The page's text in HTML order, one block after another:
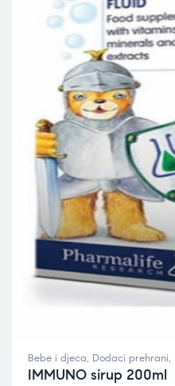
Bebe i djeca, Dodaci prehrani,
IMMUNO sirup 200ml